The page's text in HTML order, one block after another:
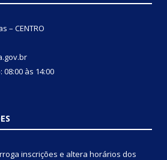
– CENTRO
às 14:00
inscrições e altera horários dos